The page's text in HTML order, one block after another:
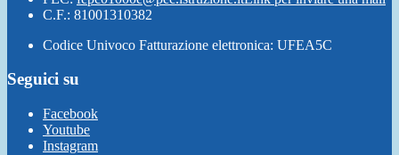
C.F.: 81001310382
Codice Univoco Fatturazione elettronica: UFEA5C
Seguici su
Facebook
Youtube
Instagram